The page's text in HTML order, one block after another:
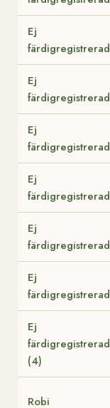
Ej
färdigregistrerad
Ej
färdigregistrerad
Ej
färdigregistrerad
Ej
färdigregistrerad
Ej
färdigregistrerad
Ej
färdigregistrerad
Ej
färdigregistrerad
(4)
Robi